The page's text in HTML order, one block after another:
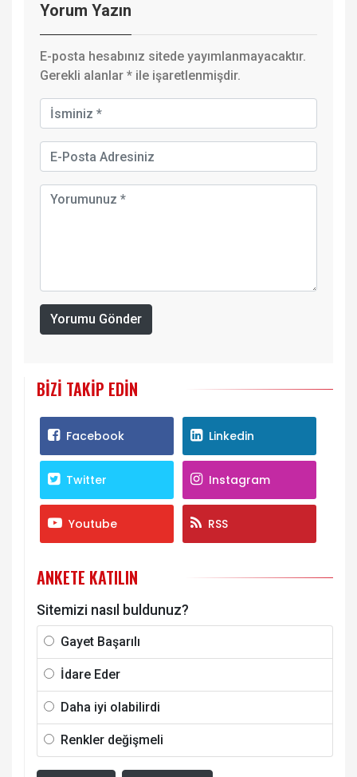
Yorum Yazın
E-posta hesabınız sitede yayımlanmayacaktır.
Gerekli alanlar * ile işaretlenmişdir.
Yorumu Gönder
BIZI TAKIP EDIN
Facebook Linkedin
Twitter Instagram
Youtube RSS
ANKETE KATILIN
Sitemizi nasıl buldunuz?
Gayet Başarılı
İdare Eder
Daha iyi olabilirdi
Renkler değişmeli